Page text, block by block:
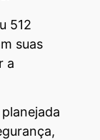
512
suas
a